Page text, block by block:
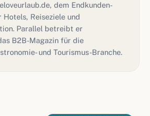
dem Endkunden-
Reiseziele und
Parallel betreibt er
B2B-Magazin für die
und Tourismus-Branche.